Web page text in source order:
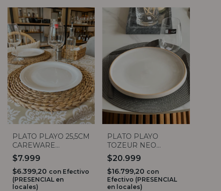
PLATO PLAYO 25,5CM
CAREWARE
BORMIOLI ROCCO
$7.999
$6.399,20 con Efectivo
(PRESENCIAL en
locales)
PLATO PLAYO
TOZEUR NEO
BLANCO BORDE
NATURAL 26CM
$20.999
$16.799,20 con
Efectivo (PRESENCIAL
en locales)